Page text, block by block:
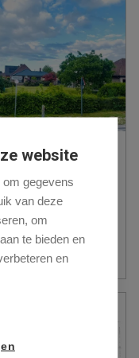
EEN OPEN
website
gegevens
van deze
om
te bieden en
en